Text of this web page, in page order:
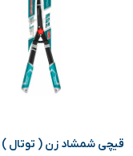
قیچی شمشاد زن ( توتال )